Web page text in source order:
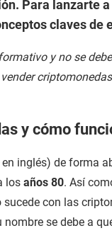
Para lanzarte
claves
y no se
y cómo
en inglés) de forma
los años 80. Así
con las
nombre se debe a